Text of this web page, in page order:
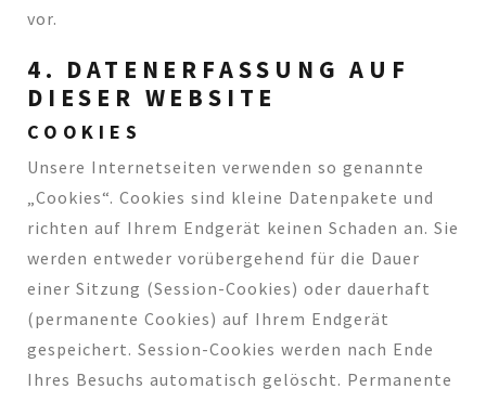
vor.
4. DATENERFASSUNG AUF
DIESER WEBSITE
COOKIES
Unsere Internetseiten verwenden so genannte
„Cookies“. Cookies sind kleine Datenpakete und
richten auf Ihrem Endgerät keinen Schaden an. Sie
werden entweder vorübergehend für die Dauer
einer Sitzung (Session-Cookies) oder dauerhaft
(permanente Cookies) auf Ihrem Endgerät
gespeichert. Session-Cookies werden nach Ende
Ihres Besuchs automatisch gelöscht. Permanente